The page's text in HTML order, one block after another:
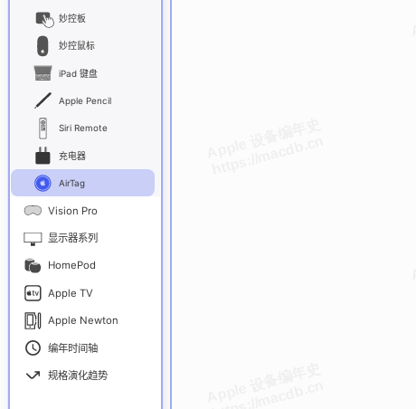
妙控板
妙控鼠标
iPad 键盘
Apple Pencil
Siri Remote
充电器
AirTag
Vision Pro
显示器系列
HomePod
Apple TV
Apple Newton
编年时间轴
规格演化趋势